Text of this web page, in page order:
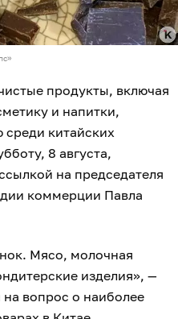
продукты, включая
и напитки,
среди китайских
8 августа,
на председателя
коммерции Павла
Мясо, молочная
изделия», —
на вопрос о наиболее